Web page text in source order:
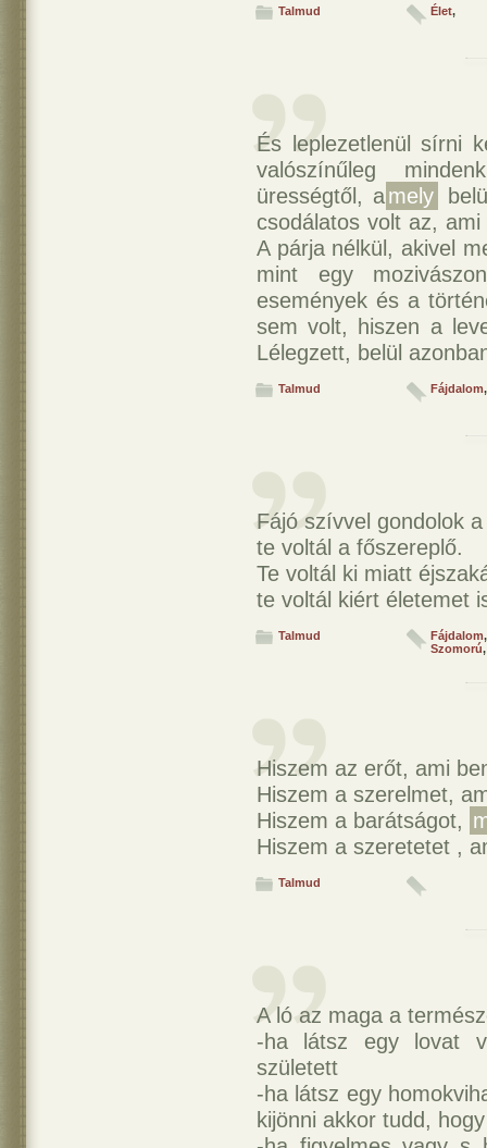
Talmud Élet,
És leplezetlenül sírni
valószínűleg
ürességtől, amely
csodálatos volt az,
A párja nélkül, akivel
mint egy
események és a
sem volt, hiszen a
Lélegzett, belül
Talmud Fájdalom,
Fájó szívvel gondolok
te voltál a főszereplő.
Te voltál ki miatt
te voltál kiért életemet
Talmud Fájdalom
Szomorú,
Hiszem az erőt, ami
Hiszem a szerelmet,
Hiszem a barátságot,
Hiszem a szeretetet ,
Talmud
A ló az maga a
-ha látsz egy lovat
született
-ha látsz egy
kijönni akkor tudd,